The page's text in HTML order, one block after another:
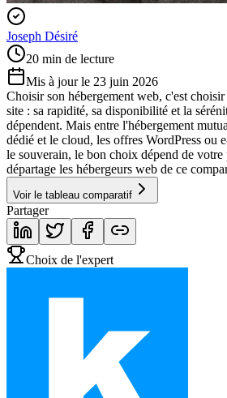
Joseph Désiré
20 min de lecture
Mis à jour le 23 juin 2026
Choisir son hébergement web, c'est
site : sa rapidité, sa disponibilité et la
dépendent. Mais entre l'hébergement
dédié et le cloud, les offres WordPress ou
le souverain, le bon choix dépend de
départage les hébergeurs web de ce
Voir le tableau comparatif
Partager
Choix de l'expert